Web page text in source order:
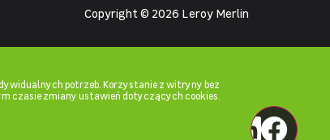
Copyright © 2026 Leroy Merlin
potrzeb. Korzystanie z witryny bez
czasie zmiany ustawień dotyczących cookies.